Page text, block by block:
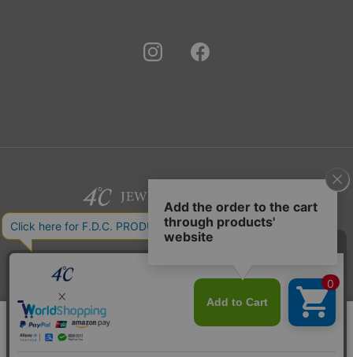
このサイトではサービス向上のためクッキー
を利用しています。